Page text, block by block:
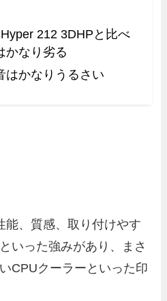
212 3DHPと比べ
かなり劣る
はかなりうるさい
能、質感、取り付けやす
いった強みがあり、まさ
CPUクーラーといった印